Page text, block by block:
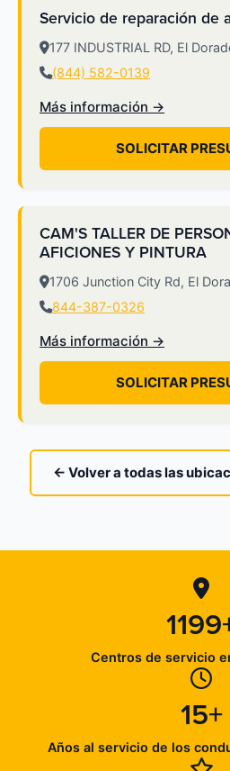
Servicio de reparación de
177 INDUSTRIAL RD, El
(844) 582-0139
Más información →
SOLICITAR
CAM'S TALLER DE
AFICIONES Y PINTURA
1706 Junction City Rd, El
844-387-0326
Más información →
SOLICITAR
← Volver a todas las
Centros de servicio
15+
Años al servicio de los